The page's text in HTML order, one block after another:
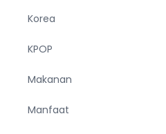
Korea
KPOP
Makanan
Manfaat